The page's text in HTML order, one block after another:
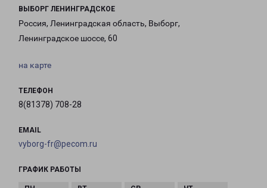
ВЫБОРГ ЛЕНИНГРАДСКОЕ
Россия, Ленинградская область, Выборг,
Ленинградское шоссе, 60
на карте
ТЕЛЕФОН
8(81378) 708-28
EMAIL
vyborg-fr@pecom.ru
ГРАФИК РАБОТЫ